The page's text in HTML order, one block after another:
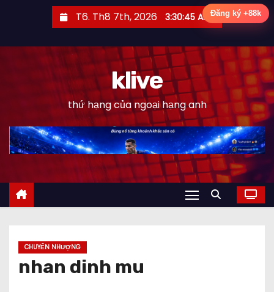
T6. Th8 7th, 2026 3:30:46 AM
klive
thứ hạng của ngoại hạng anh
CHUYỂN NHƯỢNG
nhan dinh mu
Đăng ký +88k